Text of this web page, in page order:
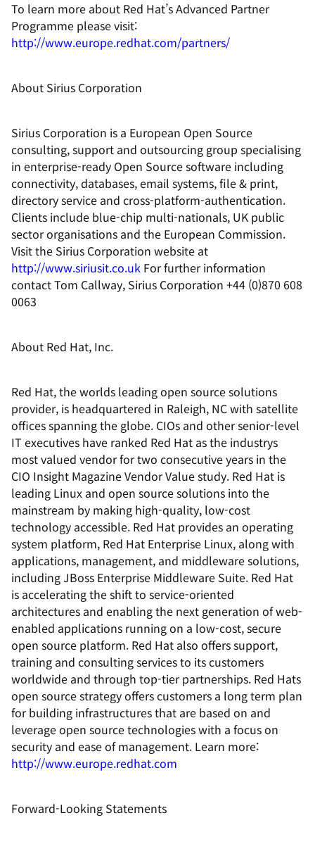
To learn more about Red Hat’s Advanced Partner
Programme please visit:
http://www.europe.redhat.com/partners/
About Sirius Corporation
Sirius Corporation is a European Open Source
consulting, support and outsourcing group specialising
in enterprise-ready Open Source software including
connectivity, databases, email systems, file & print,
directory service and cross-platform-authentication.
Clients include blue-chip multi-nationals, UK public
sector organisations and the European Commission.
Visit the Sirius Corporation website at
http://www.siriusit.co.uk For further information
contact Tom Callway, Sirius Corporation +44 (0)870 608
0063
About Red Hat, Inc.
Red Hat, the worlds leading open source solutions
provider, is headquartered in Raleigh, NC with satellite
offices spanning the globe. CIOs and other senior-level
IT executives have ranked Red Hat as the industrys
most valued vendor for two consecutive years in the
CIO Insight Magazine Vendor Value study. Red Hat is
leading Linux and open source solutions into the
mainstream by making high-quality, low-cost
technology accessible. Red Hat provides an operating
system platform, Red Hat Enterprise Linux, along with
applications, management, and middleware solutions,
including JBoss Enterprise Middleware Suite. Red Hat
is accelerating the shift to service-oriented
architectures and enabling the next generation of web-
enabled applications running on a low-cost, secure
open source platform. Red Hat also offers support,
training and consulting services to its customers
worldwide and through top-tier partnerships. Red Hats
open source strategy offers customers a long term plan
for building infrastructures that are based on and
leverage open source technologies with a focus on
security and ease of management. Learn more:
http://www.europe.redhat.com
Forward-Looking Statements